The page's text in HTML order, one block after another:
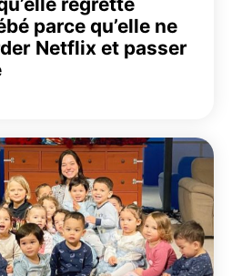
parce qu’elle ne
Netflix et passer